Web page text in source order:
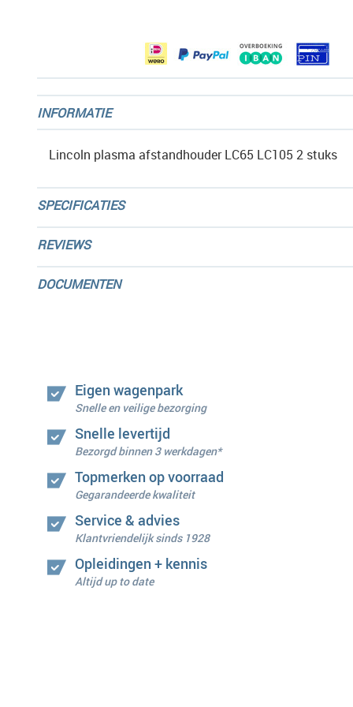
INFORMATIE
Lincoln plasma afstandhouder LC65 LC105 2 stuks
SPECIFICATIES
REVIEWS
DOCUMENTEN
Eigen wagenpark
Snelle en veilige bezorging
Snelle levertijd
Bezorgd binnen 3 werkdagen*
Topmerken op voorraad
Gegarandeerde kwaliteit
Service & advies
Klantvriendelijk sinds 1928
Opleidingen + kennis
Altijd up to date